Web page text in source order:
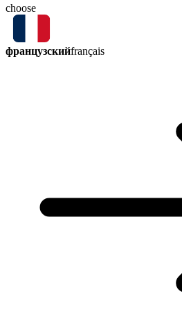
choose
французскийfrançais